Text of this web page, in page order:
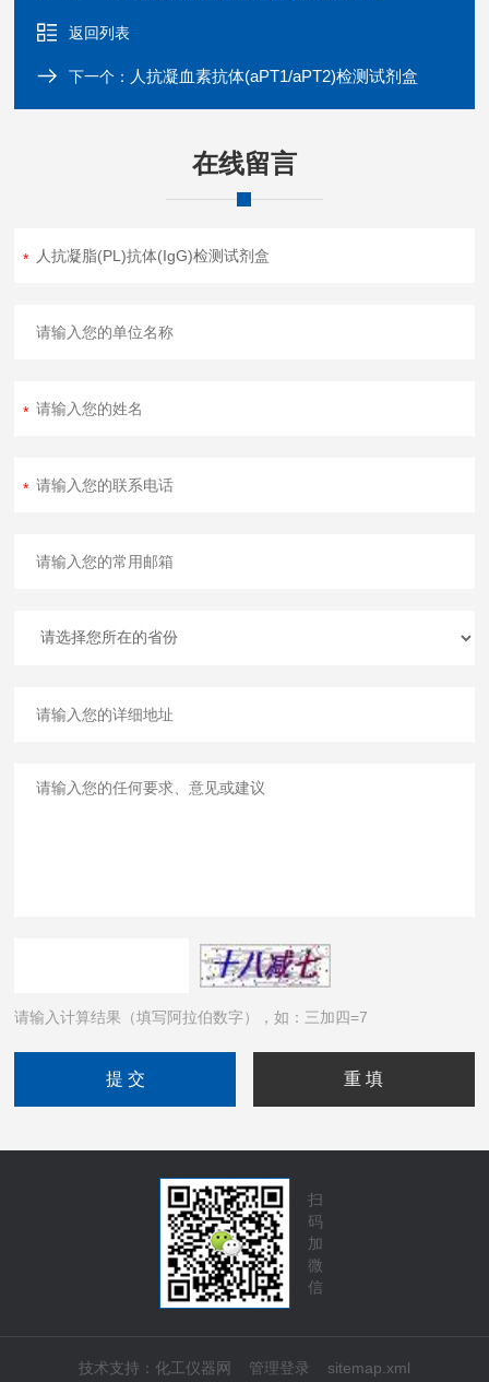
返回列表
下一个： 人抗凝血素抗体(aPT1/aPT2)检测试剂盒
在线留言
请输入计算结果（填写阿拉伯数字），如：三加四=7
扫
码
加
微
信
技术支持： 化工仪器网 管理登录 sitemap.xml